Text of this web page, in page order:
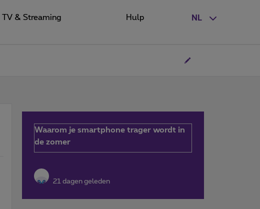
NL
TV & Streaming Hulp
Waarom je smartphone trager wordt in
de zomer
21 dagen geleden